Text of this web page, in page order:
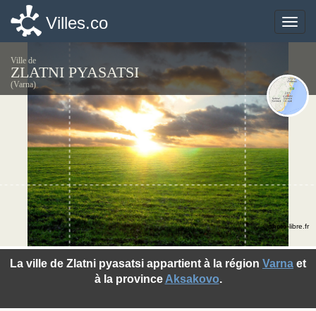
Toggle
Villes.co
Ville de
ZLATNI PYASATSI
(Varna)
La ville de Zlatni pyasatsi appartient à la région Varna et
à la province Aksakovo.
©photo-libre.fr
Toggle
Villes.co